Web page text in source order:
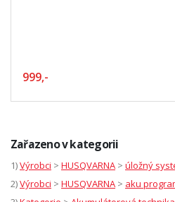
999,-
Zařazeno v kategorii
1)Výrobci > HUSQVARNA > úložný
2)Výrobci > HUSQVARNA > aku